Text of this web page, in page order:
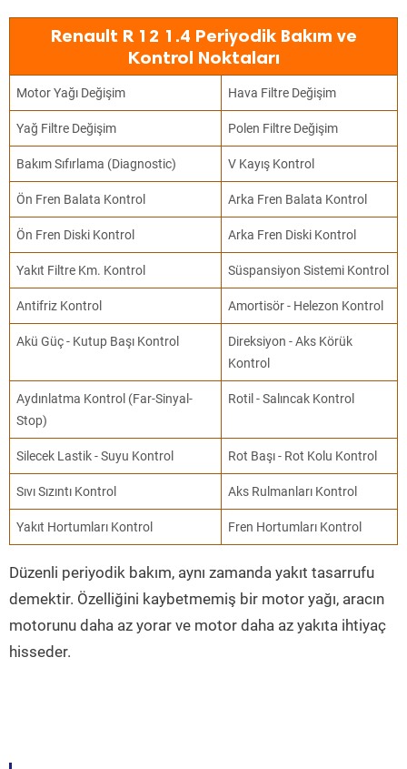
Renault R 12 1.4 Periyodik Bakım ve
Kontrol Noktaları
Motor Yağı Değişim Hava Filtre Değişim
Yağ Filtre Değişim Polen Filtre Değişim
Bakım Sıfırlama (Diagnostic) V Kayış Kontrol
Ön Fren Balata Kontrol Arka Fren Balata Kontrol
Ön Fren Diski Kontrol Arka Fren Diski Kontrol
Yakıt Filtre Km. Kontrol Süspansiyon Sistemi Kontrol
Antifriz Kontrol Amortisör - Helezon Kontrol
Akü Güç - Kutup Başı Kontrol
Direksiyon - Aks Körük
Kontrol
Aydınlatma Kontrol (Far-Sinyal-
Stop)
Rotil - Salıncak Kontrol
Silecek Lastik - Suyu Kontrol Rot Başı - Rot Kolu Kontrol
Sıvı Sızıntı Kontrol Aks Rulmanları Kontrol
Yakıt Hortumları Kontrol Fren Hortumları Kontrol
Düzenli periyodik bakım, aynı zamanda yakıt tasarrufu
demektir. Özelliğini kaybetmemiş bir motor yağı, aracın
motorunu daha az yorar ve motor daha az yakıta ihtiyaç
hisseder.